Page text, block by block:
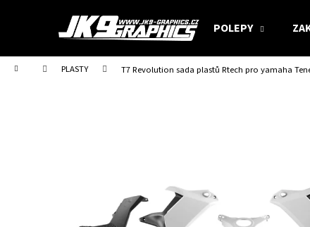
POLEPY
Domů PLASTY T7 Revolution sada plastů Rtech pro yamaha
í
Zpět
do
Zpět
do